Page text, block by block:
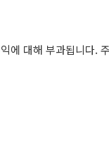
에 대해 부과됩니다.